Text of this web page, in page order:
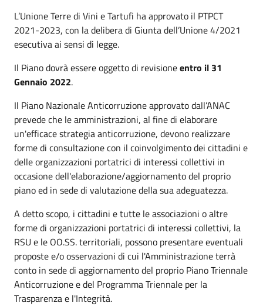
L’Unione Terre di Vini e Tartufi ha approvato il PTPCT
2021-2023, con la delibera di Giunta dell’Unione 4/2021
esecutiva ai sensi di legge.
Il Piano dovrà essere oggetto di revisioneentro il 31
Gennaio 2022.
Il Piano Nazionale Anticorruzione approvato dall’ANAC
prevede che le amministrazioni, al fine di elaborare
un'efficace strategia anticorruzione, devono realizzare
forme di consultazione con il coinvolgimento dei cittadini e
delle organizzazioni portatrici di interessi collettivi in
occasione dell'elaborazione/aggiornamento del proprio
piano ed in sede di valutazione della sua adeguatezza.
A detto scopo, i cittadini e tutte le associazioni o altre
forme di organizzazioni portatrici di interessi collettivi, la
RSU e le OO.SS. territoriali, possono presentare eventuali
proposte e/o osservazioni di cui l'Amministrazione terrà
conto in sede di aggiornamento del proprio Piano Triennale
Anticorruzione e del Programma Triennale per la
Trasparenza e l'Integrità.